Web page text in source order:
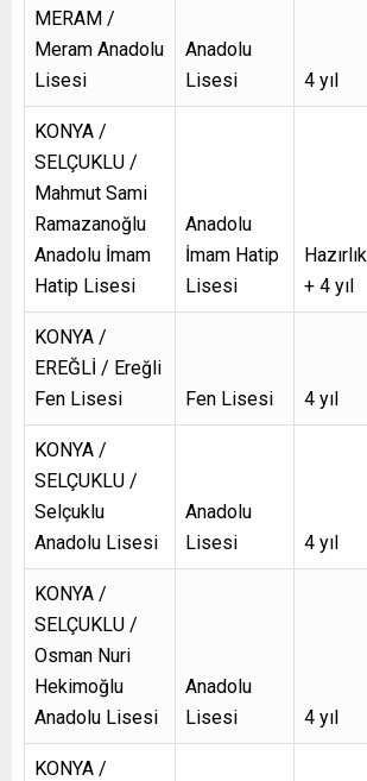
MERAM /
Meram Anadolu
Lisesi
Anadolu
Lisesi
4 yıl
KONYA /
SELÇUKLU /
Mahmut Sami
Ramazanoğlu
Anadolu İmam
Hatip Lisesi
Anadolu
İmam Hatip
Lisesi
Hazırlık
+ 4 yıl
KONYA /
EREĞLİ / Ereğli
Fen Lisesi
Fen Lisesi 4 yıl
KONYA /
SELÇUKLU /
Selçuklu
Anadolu Lisesi
Anadolu
Lisesi
4 yıl
KONYA /
SELÇUKLU /
Osman Nuri
Hekimoğlu
Anadolu Lisesi
Anadolu
Lisesi
4 yıl
KONYA /